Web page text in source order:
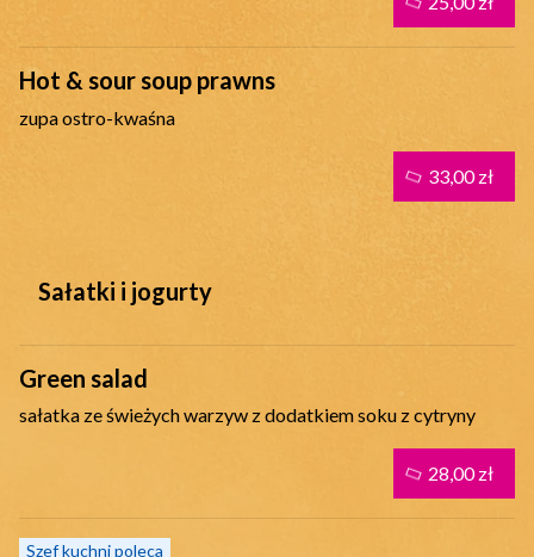
Hot & sour soup prawns
zupa ostro-kwaśna
Sałatki i jogurty
Green salad
sałatka ze świeżych warzyw z dodatkiem soku z cytryny
Szef kuchni poleca